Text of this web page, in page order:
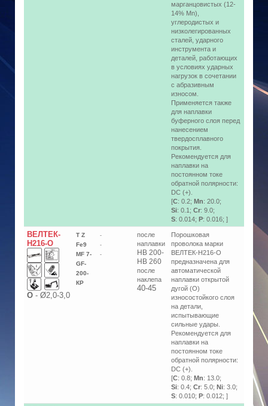
марганцовистых (12-
14% Mn),
углеродистых и
низколегированных
сталей, ударного
инструмента и
деталей, работающих
в условиях ударных
нагрузок в сочетании
с абразивным
износом.
Применяется также
для наплавки
буферного слоя перед
нанесением
твердосплавного
покрытия.
Рекомендуется для
наплавки на
постоянном токе
обратной полярности:
DC (+).
[C: 0.2; Mn: 20.0;
Si: 0.1; Cr: 9.0;
S: 0.014; P: 0.016; ]
ВЕЛТЕК-
Н216-O
О - Ø2,0-3,0
T Z
Fe9
MF 7-
GF-
200-
КP
-
-
-
после
наплавки
HB 200-
HB 260
после
наклепа
40-45
Порошковая
проволока марки
ВЕЛТЕК-Н216-О
предназначена для
автоматической
наплавки открытой
дугой (О)
износостойкого слоя
на детали,
испытывающие
сильные удары.
Рекомендуется для
наплавки на
постоянном токе
обратной полярности:
DC (+).
[C: 0.8; Mn: 13.0;
Si: 0.4; Cr: 5.0; Ni: 3.0;
S: 0.010; P: 0.012; ]